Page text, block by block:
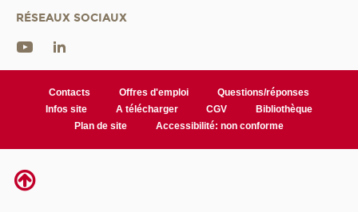
RÉSEAUX SOCIAUX
Contacts Offres d'emploi
Questions/réponses
Infos site
A télécharger CGV
Bibliothèque
Plan de site
Accessibilité: non conforme